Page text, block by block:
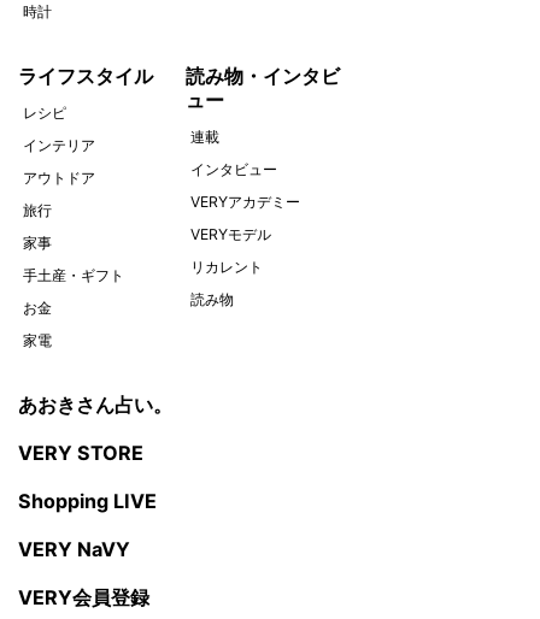
時計
ライフスタイル
レシピ
インテリア
アウトドア
旅行
家事
手土産・ギフト
お金
家電
読み物・インタビ
ュー
連載
インタビュー
VERYアカデミー
VERYモデル
リカレント
読み物
あおきさん占い。
VERY STORE
Shopping LIVE
VERY NaVY
VERY会員登録